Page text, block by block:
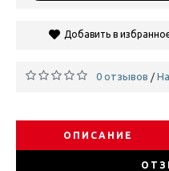
Добавить в
0 отзывов /
ОПИСАНИЕ